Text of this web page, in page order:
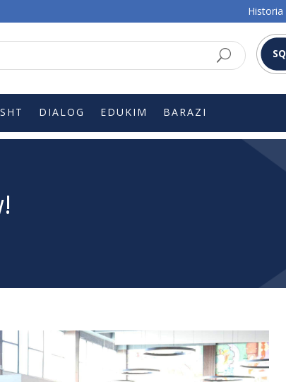
Historia
SQ
DIALOG EDUKIM BARAZI